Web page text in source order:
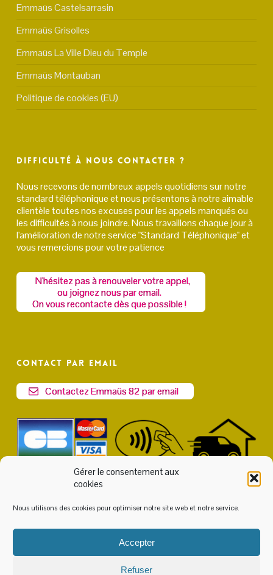
Gérer le consentement aux
cookies
Nous utilisons des cookies pour optimiser notre site web et notre service.
Accepter
Refuser
Emmaüs Castelsarrasin
Emmaüs Grisolles
Emmaüs La Ville Dieu du Temple
Emmaüs Montauban
Politique de cookies (EU)
Difficulté à nous contacter ?
Nous recevons de nombreux appels quotidiens sur notre
standard téléphonique et nous présentons à notre aimable
clientèle toutes nos excuses pour les appels manqués ou
les difficultés à nous joindre. Nous travaillons chaque jour à
l'amélioration de notre service "Standard Téléphonique" et
vous remercions pour votre patience
N'hésitez pas à renouveler votre appel,
ou joignez nous par email.
On vous recontacte dès que possible !
Contact par email
Contactez Emmaüs 82 par email
© 2026 Emmaüs 82. Accès Intranet